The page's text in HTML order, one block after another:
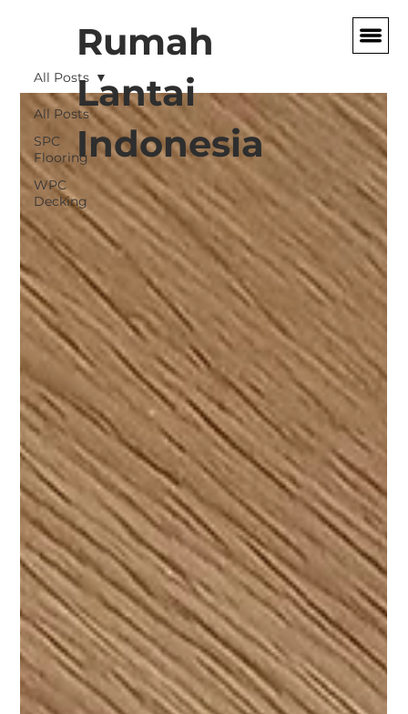
Rumah
Lantai
Indonesia
All Posts
SPC
Flooring
WPC
Decking
All Posts